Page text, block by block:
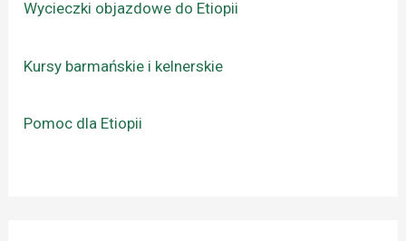
Wycieczki objazdowe do Etiopii
Kursy barmańskie i kelnerskie
Pomoc dla Etiopii